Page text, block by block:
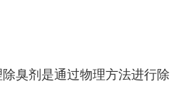
臭剂是通过物理方法进行除